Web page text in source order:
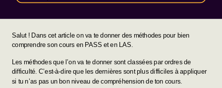
Salut ! Dans cet article on va te donner des méthodes pour bien
comprendre son cours en PASS et en LAS.
Les méthodes que l’on va te donner sont classées par ordres de
difficulté. C’est-à-dire que les dernières sont plus difficiles à appliquer
si tu n’as pas un bon niveau de compréhension de ton cours.